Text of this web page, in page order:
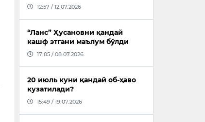
12:57 / 12.07.2026
“Ланс” Ҳусановни қандай
кашф этгани маълум бўлди
17:05 / 08.07.2026
20 июль куни қандай об-ҳаво
кузатилади?
15:49 / 19.07.2026